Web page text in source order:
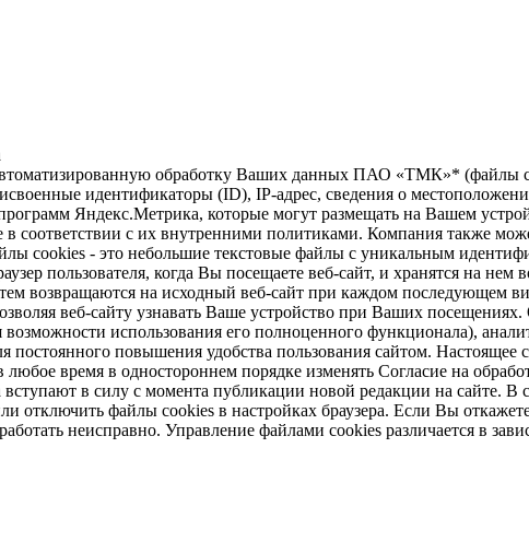
автоматизированную обработку Ваших данных ПАО «ТМК»*
идентификаторы (ID), IP-адрес, сведения о
Яндекс.Метрика, которые могут размещать на Вашем
соответствии с их внутренними политиками. Компания также
cookies - это небольшие текстовые файлы с уникальным
пользователя, когда Вы посещаете веб-сайт, и хранятся на
возвращаются на исходный веб-сайт при каждом последующем
веб-сайту узнавать Ваше устройство при Ваших
использования его полноценного функционала),
повышения удобства пользования сайтом. Настоящее
время в одностороннем порядке изменять Согласие на
вступают в силу с момента публикации новой редакции на
отключить файлы cookies в настройках браузера. Если Вы
неисправно. Управление файлами cookies различается в